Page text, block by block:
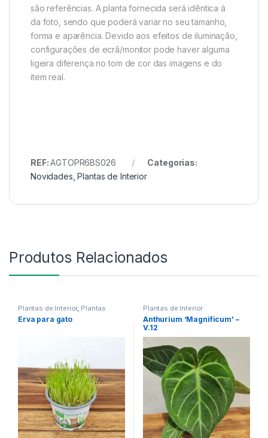
são referências. A planta fornecida será idêntica à
da foto, sendo que poderá variar no seu tamanho,
forma e aparência. Devido aos efeitos de iluminação,
configurações de ecrã/monitor pode haver alguma
ligeira diferença no tom de cor das imagens e do
item real.
REF:AGTOPR6BS026
Categorias:
Novidades ,Plantas de Interior
Produtos Relacionados
Plantas de Interior, Plantas
Exterior
Erva para gato
Plantas de Interior
Anthurium ‘Magnificum’ –
V.12